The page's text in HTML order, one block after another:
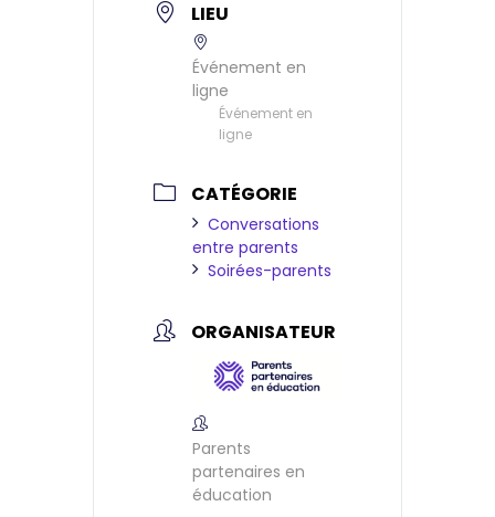
LIEU
Événement en
ligne
Événement en
ligne
CATÉGORIE
Conversations
entre parents
Soirées-parents
ORGANISATEUR
Parents
partenaires en
éducation